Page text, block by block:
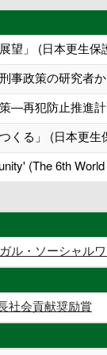
望」 (日本更生保
政策の研究者
―再犯防止推進
くる」 (日本更生
(The 6th
ル・ソーシャル
社会貢献奨励賞